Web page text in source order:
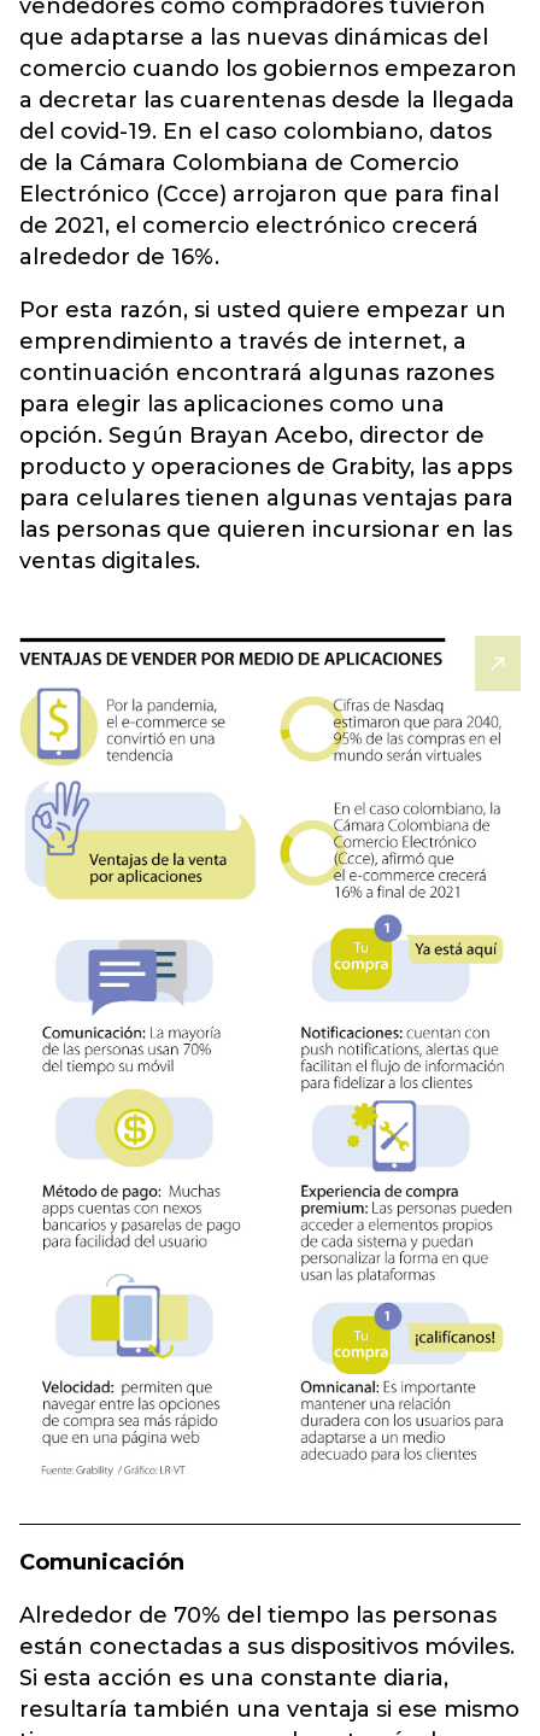
vendedores como compradores tuvieron
que adaptarse a las nuevas dinámicas del
comercio cuando los gobiernos empezaron
a decretar las cuarentenas desde la llegada
del covid-19. En el caso colombiano, datos
de la Cámara Colombiana de Comercio
Electrónico (Ccce) arrojaron que para final
de 2021, el comercio electrónico crecerá
alrededor de 16%.
Por esta razón, si usted quiere empezar un
emprendimiento a través de internet, a
continuación encontrará algunas razones
para elegir las aplicaciones como una
opción. Según Brayan Acebo, director de
producto y operaciones de Grabity, las apps
para celulares tienen algunas ventajas para
las personas que quieren incursionar en las
ventas digitales.
Comunicación
Alrededor de 70% del tiempo las personas
están conectadas a sus dispositivos móviles.
Si esta acción es una constante diaria,
resultaría también una ventaja si ese mismo